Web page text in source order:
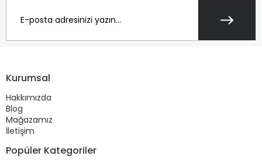
Kurumsal
Hakkımızda
Blog
Mağazamız
İletişim
Popüler Kategoriler